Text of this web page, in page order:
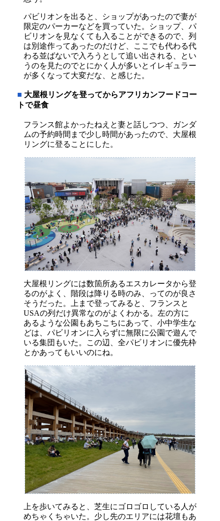
パビリオンを出ると、ショップがあったので妻が
限定のパーカーなどを買っていた。ショップ、パ
ビリオンを見なくても入ることができるので、列
は別途作ってあったのだけど、ここでも代わる代
わる並ばないで入ろうとして追い出される、とい
うのを見たのでとにかく人が多いとイレギュラー
が多くなって大変だな、と感じた。
■ 大屋根リングを登ってからアフリカンフードコー
トで昼食
フランス館よかったねえと妻と話しつつ、ガンダ
ムの予約時間まで少し時間があったので、大屋根
リングに登ることにした。
大屋根リングには数箇所あるエスカレータから登
るのがよく、階段は降りる時のみ、ってのが良さ
そうだった。上まで登ってみると、フランスと
USAの列だけ異常なのがよくわかる。左の方に
あるような公園もあちこちにあって、小中学生な
どは、パビリオンに入らずに無限に公園で遊んで
いる集団もいた。この辺、全パビリオンに優先枠
とかあってもいいのにね。
上を歩いてみると、芝生にゴロゴロしている人が
めちゃくちゃいた。少し先のエリアには花壇もあ